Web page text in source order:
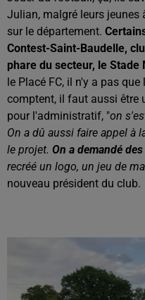
Julian, malgré leurs jeunes
sur le département.
Contest-Saint-Baudelle,
phare du secteur, le Stade
le Placé FC, il n'y a pas
comptent, il faut aussi être
pour l'administratif, "on
On a dû aussi faire appel à
le projet. On a demandé
recréé un logo, un jeu de
nouveau président du club.